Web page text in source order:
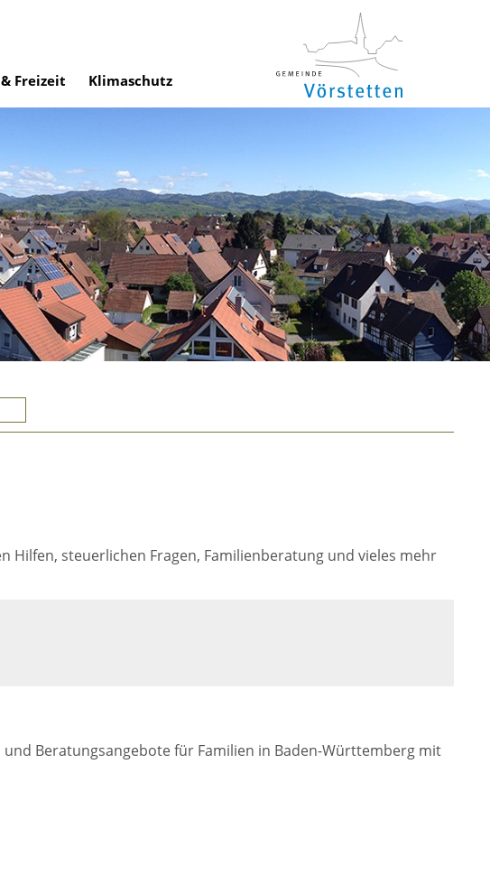
Freizeit Klimaschutz
Hilfen, steuerlichen Fragen, Familienberatung und vieles mehr
Beratungsangebote für Familien in Baden-Württemberg mit